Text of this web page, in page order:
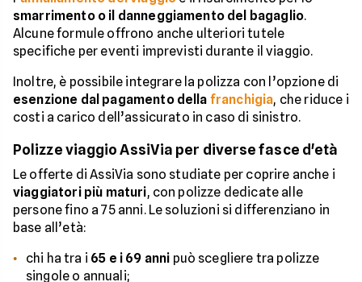
smarrimento o il danneggiamento del bagaglio.
Alcune formule offrono anche ulteriori tutele
specifiche per eventi imprevisti durante il viaggio.
Inoltre, è possibile integrare la polizza con l’opzione di
esenzione dal pagamento della franchigia, che riduce i
costi a carico dell’assicurato in caso di sinistro.
Polizze viaggio AssiVia per diverse fasce d'età
Le offerte di AssiVia sono studiate per coprire anche i
viaggiatori più maturi, con polizze dedicate alle
persone fino a 75 anni. Le soluzioni si differenziano in
base all’età:
chi ha tra i 65 e i 69 anni può scegliere tra polizze
singole o annuali;